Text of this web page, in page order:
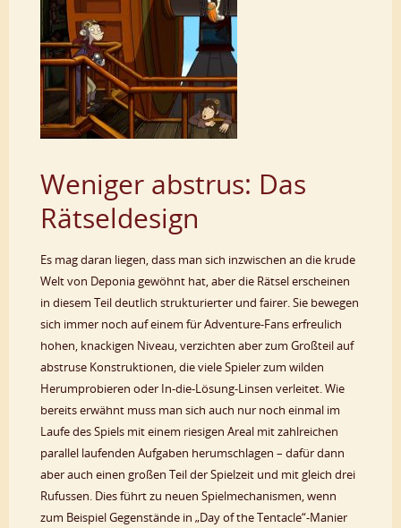
Weniger abstrus: Das
Rätseldesign
Es mag daran liegen, dass man sich inzwischen an die krude
Welt von Deponia gewöhnt hat, aber die Rätsel erscheinen
in diesem Teil deutlich strukturierter und fairer. Sie bewegen
sich immer noch auf einem für Adventure-Fans erfreulich
hohen, knackigen Niveau, verzichten aber zum Großteil auf
abstruse Konstruktionen, die viele Spieler zum wilden
Herumprobieren oder In-die-Lösung-Linsen verleitet. Wie
bereits erwähnt muss man sich auch nur noch einmal im
Laufe des Spiels mit einem riesigen Areal mit zahlreichen
parallel laufenden Aufgaben herumschlagen – dafür dann
aber auch einen großen Teil der Spielzeit und mit gleich drei
Rufussen. Dies führt zu neuen Spielmechanismen, wenn
zum Beispiel Gegenstände in „Day of the Tentacle“-Manier